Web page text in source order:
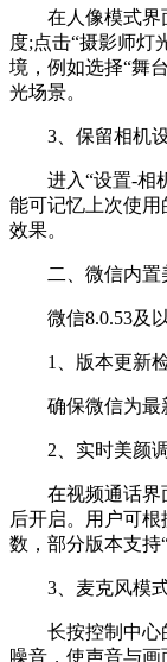
在人像模式界面
度;点击“摄影师灯
境，例如选择“舞
光场景。
3、保留相机设
进入“设置-相机
能可记忆上次使用
效果。
二、微信内置
微信8.0.53及以
1、版本更新检
确保微信为最新
2、实时美颜调
在视频通话界面
后开启。用户可
数，部分版本支持
3、麦克风模式
长按控制中心的
噪音，使声音与画